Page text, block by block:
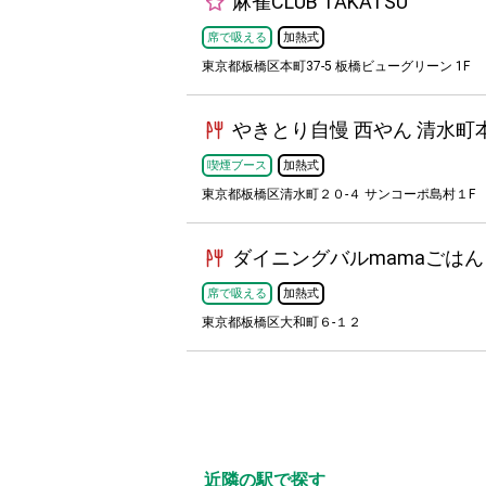
席で吸える 加熱式
東京都板橋区本町37-5 板橋ビューグリーン 1F
やきとり自慢 西やん 清水町
喫煙ブース 加熱式
東京都板橋区清水町２０-４ サンコーポ島村１F
ダイニングバルmamaごはん
席で吸える 加熱式
東京都板橋区大和町６-１２
近隣の駅で探す